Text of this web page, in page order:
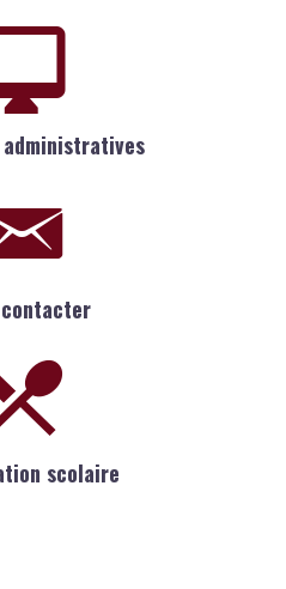
administratives
contacter
scolaire